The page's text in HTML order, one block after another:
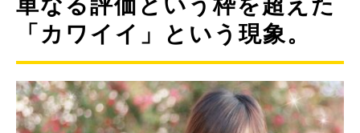
単なる評価という枠を超えた
「カワイイ」という現象。